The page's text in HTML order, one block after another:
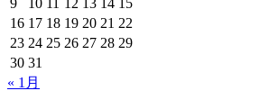
9
10 11 12 13 14 15
16 17 18 19 20 21 22
23 24 25 26 27 28 29
30 31
« 1月